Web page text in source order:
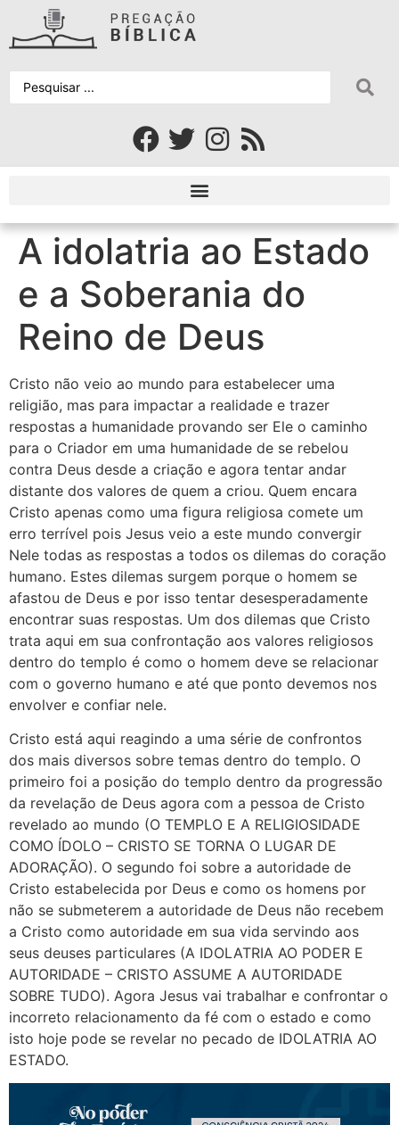
A idolatria ao Estado
e a Soberania do
Reino de Deus
Cristo não veio ao mundo para estabelecer uma
religião, mas para impactar a realidade e trazer
respostas a humanidade provando ser Ele o caminho
para o Criador em uma humanidade de se rebelou
contra Deus desde a criação e agora tentar andar
distante dos valores de quem a criou. Quem encara
Cristo apenas como uma figura religiosa comete um
erro terrível pois Jesus veio a este mundo convergir
Nele todas as respostas a todos os dilemas do coração
humano. Estes dilemas surgem porque o homem se
afastou de Deus e por isso tentar desesperadamente
encontrar suas respostas. Um dos dilemas que Cristo
trata aqui em sua confrontação aos valores religiosos
dentro do templo é como o homem deve se relacionar
com o governo humano e até que ponto devemos nos
envolver e confiar nele.
Cristo está aqui reagindo a uma série de confrontos
dos mais diversos sobre temas dentro do templo. O
primeiro foi a posição do templo dentro da progressão
da revelação de Deus agora com a pessoa de Cristo
revelado ao mundo (O TEMPLO E A RELIGIOSIDADE
COMO ÍDOLO – CRISTO SE TORNA O LUGAR DE
ADORAÇÃO). O segundo foi sobre a autoridade de
Cristo estabelecida por Deus e como os homens por
não se submeterem a autoridade de Deus não recebem
a Cristo como autoridade em sua vida servindo aos
seus deuses particulares (A IDOLATRIA AO PODER E
AUTORIDADE – CRISTO ASSUME A AUTORIDADE
SOBRE TUDO). Agora Jesus vai trabalhar e confrontar o
incorreto relacionamento da fé com o estado e como
isto hoje pode se revelar no pecado de IDOLATRIA AO
ESTADO.